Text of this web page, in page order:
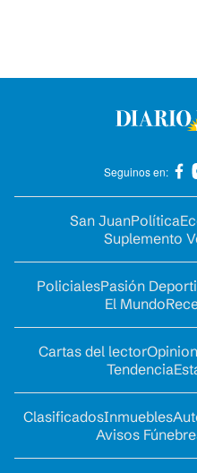
Seguinos en:
San JuanPolítica
Suplemento
PolicialesPasión
El Mundo
Cartas del lectorOpinion
Tendencia
ClasificadosInmuebles
Avisos